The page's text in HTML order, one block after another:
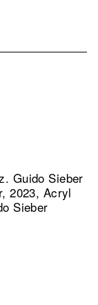
Guido Sieber
2023, Acryl
Sieber